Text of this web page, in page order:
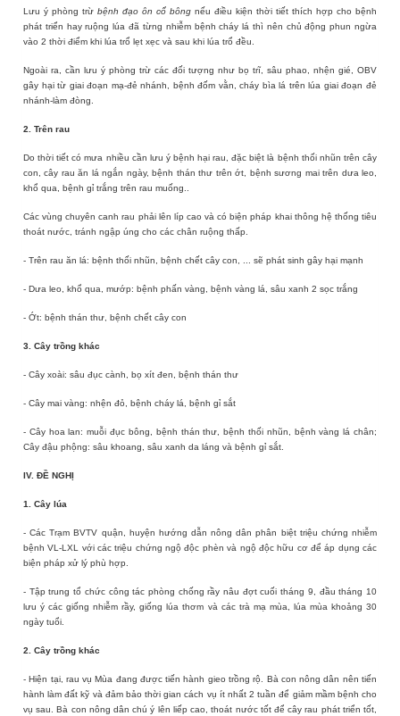
Lưu ý phòng trừ bệnh đạo ôn cổ bông nếu điều kiện thời tiết thích hợp cho bệnh
phát triển hay ruộng lúa đã từng nhiễm bệnh cháy lá thì nên chủ động phun ngừa
vào 2 thời điểm khi lúa trổ lẹt xẹc và sau khi lúa trổ đều.
Ngoài ra, cần lưu ý phòng trừ các đối tượng như bọ trĩ, sâu phao, nhện gié, OBV
gây hại từ giai đoạn mạ-đẻ nhánh, bệnh đốm vằn, cháy bìa lá trên lúa giai đoạn đẻ
nhánh-làm đòng.
2. Trên rau
Do thời tiết có mưa nhiều cần lưu ý bệnh hại rau, đặc biệt là bệnh thối nhũn trên cây
con, cây rau ăn lá ngắn ngày, bệnh thán thư trên ớt, bệnh sương mai trên dưa leo,
khổ qua, bệnh gỉ trắng trên rau muống..
Các vùng chuyên canh rau phải lên líp cao và có biện pháp khai thông hệ thống tiêu
thoát nước, tránh ngập úng cho các chân ruộng thấp.
- Trên rau ăn lá: bệnh thối nhũn, bệnh chết cây con, ... sẽ phát sinh gây hại mạnh
- Dưa leo, khổ qua, mướp: bệnh phấn vàng, bệnh vàng lá, sâu xanh 2 sọc trắng
- Ớt: bệnh thán thư, bệnh chết cây con
3. Cây trồng khác
- Cây xoài: sâu đục cành, bọ xít đen, bệnh thán thư
- Cây mai vàng: nhện đỏ, bệnh cháy lá, bệnh gỉ sắt
- Cây hoa lan: muỗi đục bông, bệnh thán thư, bệnh thối nhũn, bệnh vàng lá chân;
Cây đậu phộng: sâu khoang, sâu xanh da láng và bệnh gỉ sắt.
IV. ĐỀ NGHỊ
1. Cây lúa
- Các Trạm BVTV quận, huyện hướng dẫn nông dân phân biệt triệu chứng nhiễm
bệnh VL-LXL với các triệu chứng ngộ độc phèn và ngộ độc hữu cơ để áp dụng các
biện pháp xử lý phù hợp.
- Tập trung tổ chức công tác phòng chống rầy nâu đợt cuối tháng 9, đầu tháng 10
lưu ý các giống nhiễm rầy, giống lúa thơm và các trà mạ mùa, lúa mùa khoảng 30
ngày tuổi.
2. Cây trồng khác
- Hiện tại, rau vụ Mùa đang được tiến hành gieo trồng rộ. Bà con nông dân nên tiến
hành làm đất kỹ và đảm bảo thời gian cách vụ ít nhất 2 tuần để giảm mầm bệnh cho
vụ sau. Bà con nông dân chú ý lên liếp cao, thoát nước tốt để cây rau phát triển tốt,